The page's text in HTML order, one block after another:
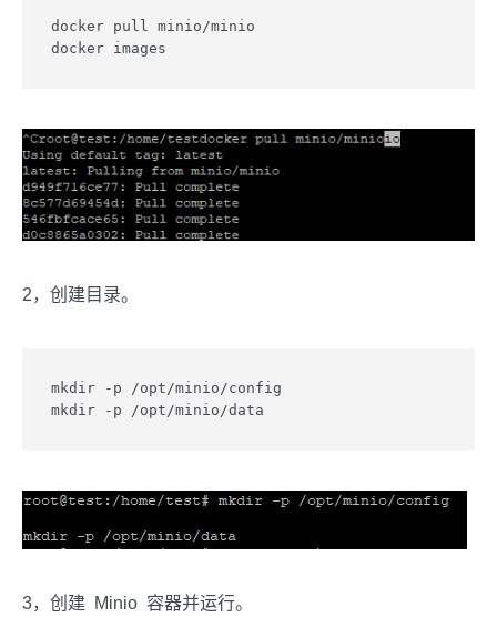
docker pull minio/minio
docker images
2，创建目录。
mkdir -p /opt/minio/config
mkdir -p /opt/minio/data
3，创建 Minio 容器并运行。